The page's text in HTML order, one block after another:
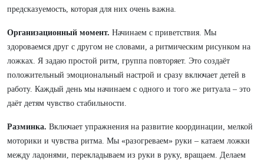
предсказуемость, которая для них очень важна.
Организационный момент. Начинаем с приветствия. Мы
здороваемся друг с другом не словами, а ритмическим рисунком на
ложках. Я задаю простой ритм, группа повторяет. Это создаёт
положительный эмоциональный настрой и сразу включает детей в
работу. Каждый день мы начинаем с одного и того же ритуала – это
даёт детям чувство стабильности.
Разминка. Включает упражнения на развитие координации, мелкой
моторики и чувства ритма. Мы «разогреваем» руки – катаем ложки
между ладонями, перекладываем из руки в руку, вращаем. Делаем